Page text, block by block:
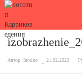
Автор: Inotino 21.02.2022